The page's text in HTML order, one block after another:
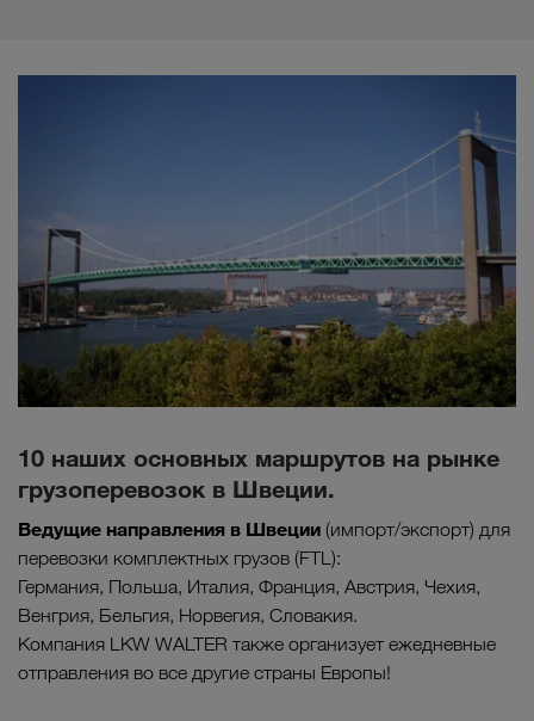
10 наших основных маршрутов на рынке
грузоперевозок в Швеции.
Ведущие направления в Швеции (импорт/экспорт) для
перевозки комплектных грузов (FTL):
Германия, Польша, Италия, Франция, Австрия, Чехия,
Венгрия, Бельгия, Норвегия, Словакия.
Компания LKW WALTER также организует ежедневные
отправления во все другие страны Европы!